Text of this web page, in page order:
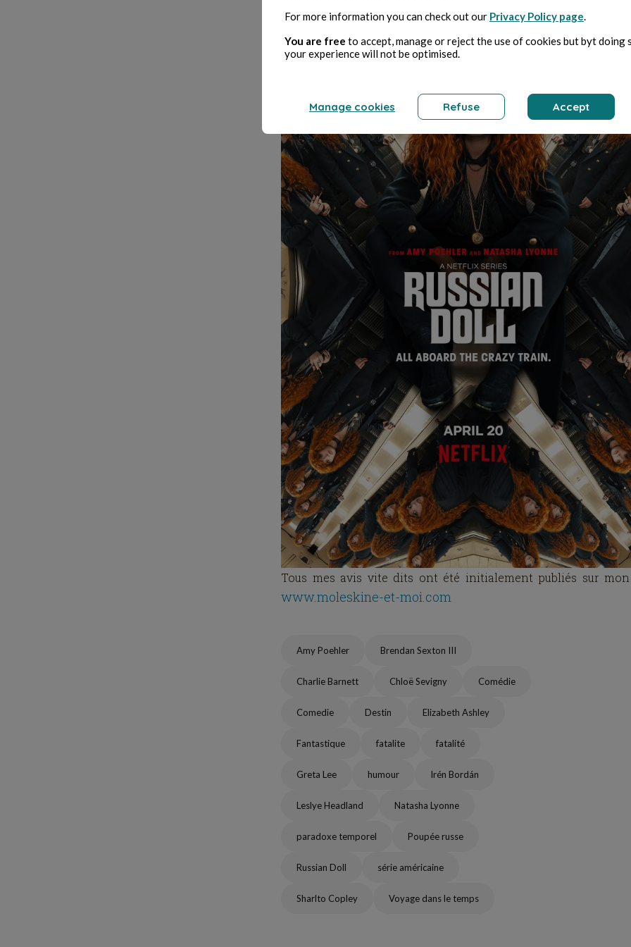
Tous mes avis vite dits ont été initialement publiés sur
www.moleskine-et-moi.com
Amy Poehler Brendan Sexton III
Charlie Barnett Chloë Sevigny Comédie
Comedie Destin Elizabeth Ashley
Fantastique fatalite fatalité
Greta Lee humour Irén Bordán
Leslye Headland Natasha Lyonne
paradoxe temporel Poupée russe
Russian Doll série américaine
Sharlto Copley Voyage dans le temps
For more information you can check out our Privacy Policy page.
You are free to accept, manage or reject the use of cookies but byt doing
your experience will not be optimised.
Manage cookies Refuse Accept